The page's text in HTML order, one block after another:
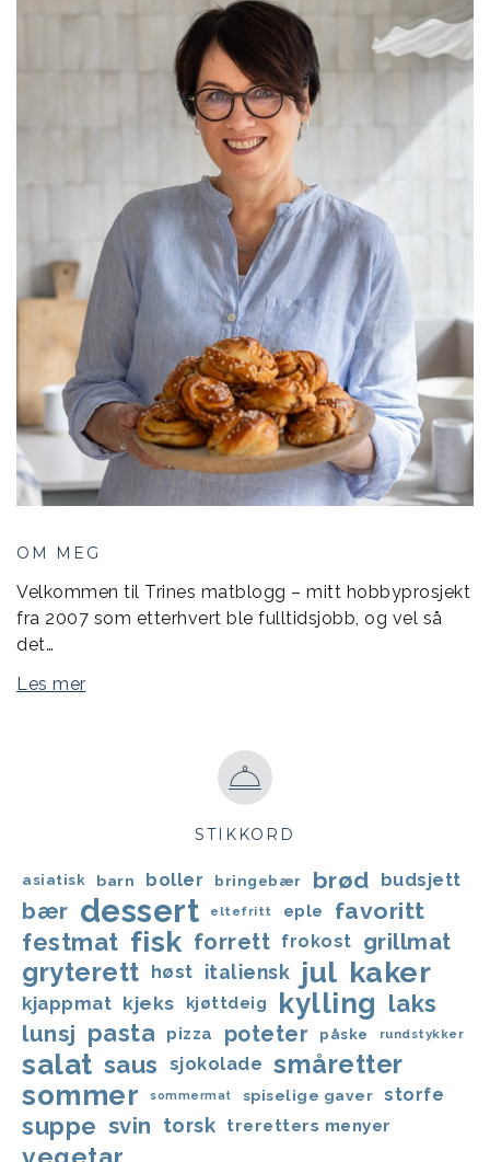
OM MEG
Velkommen til Trines matblogg – mitt hobbyprosjekt
fra 2007 som etterhvert ble fulltidsjobb, og vel så
det…
Les mer
STIKKORD
asiatisk barn boller bringebær brød budsjett
bær dessert eltefritt eple favoritt
festmat fisk forrett frokost grillmat
gryterett høst italiensk jul kaker
kjappmat kjeks kjøttdeig kylling laks
lunsj pasta pizza poteter påske rundstykker
salat saus sjokolade småretter
sommer sommermat spiselige gaver storfe
suppe svin torsk treretters menyer